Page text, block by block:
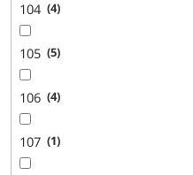
104 4
105 5
106 4
107 1